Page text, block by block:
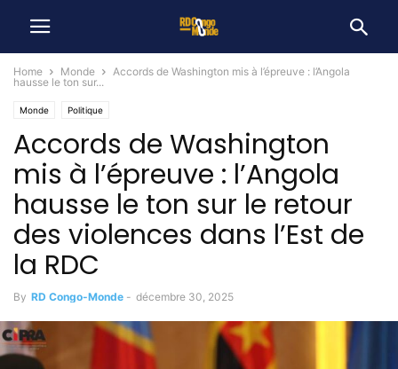
Home Monde
Accords de Washington mis à l’épreuve : l’Angola
hausse le ton sur...
Monde Politique
Accords de Washington
mis à l’épreuve : l’Angola
hausse le ton sur le retour
des violences dans l’Est de
la RDC
By RD Congo-Monde - décembre 30, 2025